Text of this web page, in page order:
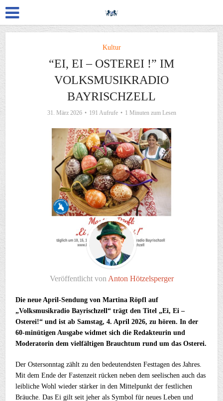
Kultur
“EI, EI – OSTEREI !” IM
VOLKSMUSIKRADIO
BAYRISCHZELL
31. März 2026 191 Aufrufe 1 Minuten zum Lesen
Veröffentlicht von Anton Hötzelsperger
Die neue April-Sendung von Martina Röpfl auf
„Volksmusikradio Bayrischzell“ trägt den Titel „Ei, Ei –
Osterei!“ und ist ab Samstag, 4. April 2026, zu hören. In der
60-minütigen Ausgabe widmet sich die Redakteurin und
Moderatorin dem vielfältigen Brauchtum rund um das Osterei.
Der Ostersonntag zählt zu den bedeutendsten Festtagen des Jahres.
Mit dem Ende der Fastenzeit rücken neben dem seelischen auch das
leibliche Wohl wieder stärker in den Mittelpunkt der festlichen
Bräuche. Das Ei gilt seit jeher als Symbol für neues Leben und